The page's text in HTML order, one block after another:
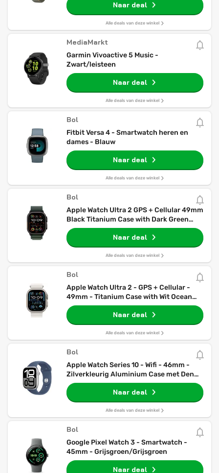
Naar deal
Alle deals van deze winkel
MediaMarkt
Garmin Vivoactive 5 Music -
Zwart/leisteen
Naar deal
Alle deals van deze winkel
Bol
Fitbit Versa 4 - Smartwatch heren en
dames - Blauw
Naar deal
Alle deals van deze winkel
Bol
Apple Watch Ultra 2 GPS + Cellular 49mm
Black Titanium Case with Dark Green
Alpine Loop - Medium
Naar deal
Alle deals van deze winkel
Bol
Apple Watch Ultra 2 - GPS + Cellular -
49mm - Titanium Case with Wit Ocean
Band
Naar deal
Alle deals van deze winkel
Bol
Apple Watch Series 10 - Wifi - 46mm -
Zilverkleurig Aluminium Case met Denim
Sportbandje - M/L
Naar deal
Alle deals van deze winkel
Bol
Google Pixel Watch 3 - Smartwatch -
45mm - Grijsgroen/Grijsgroen
Naar deal